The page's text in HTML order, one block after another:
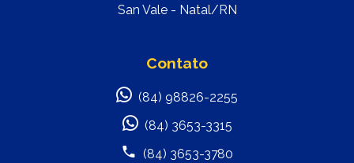
San Vale - Natal/RN
Contato
(84) 98826-2255
(84) 3653-3315
(84) 3653-3780